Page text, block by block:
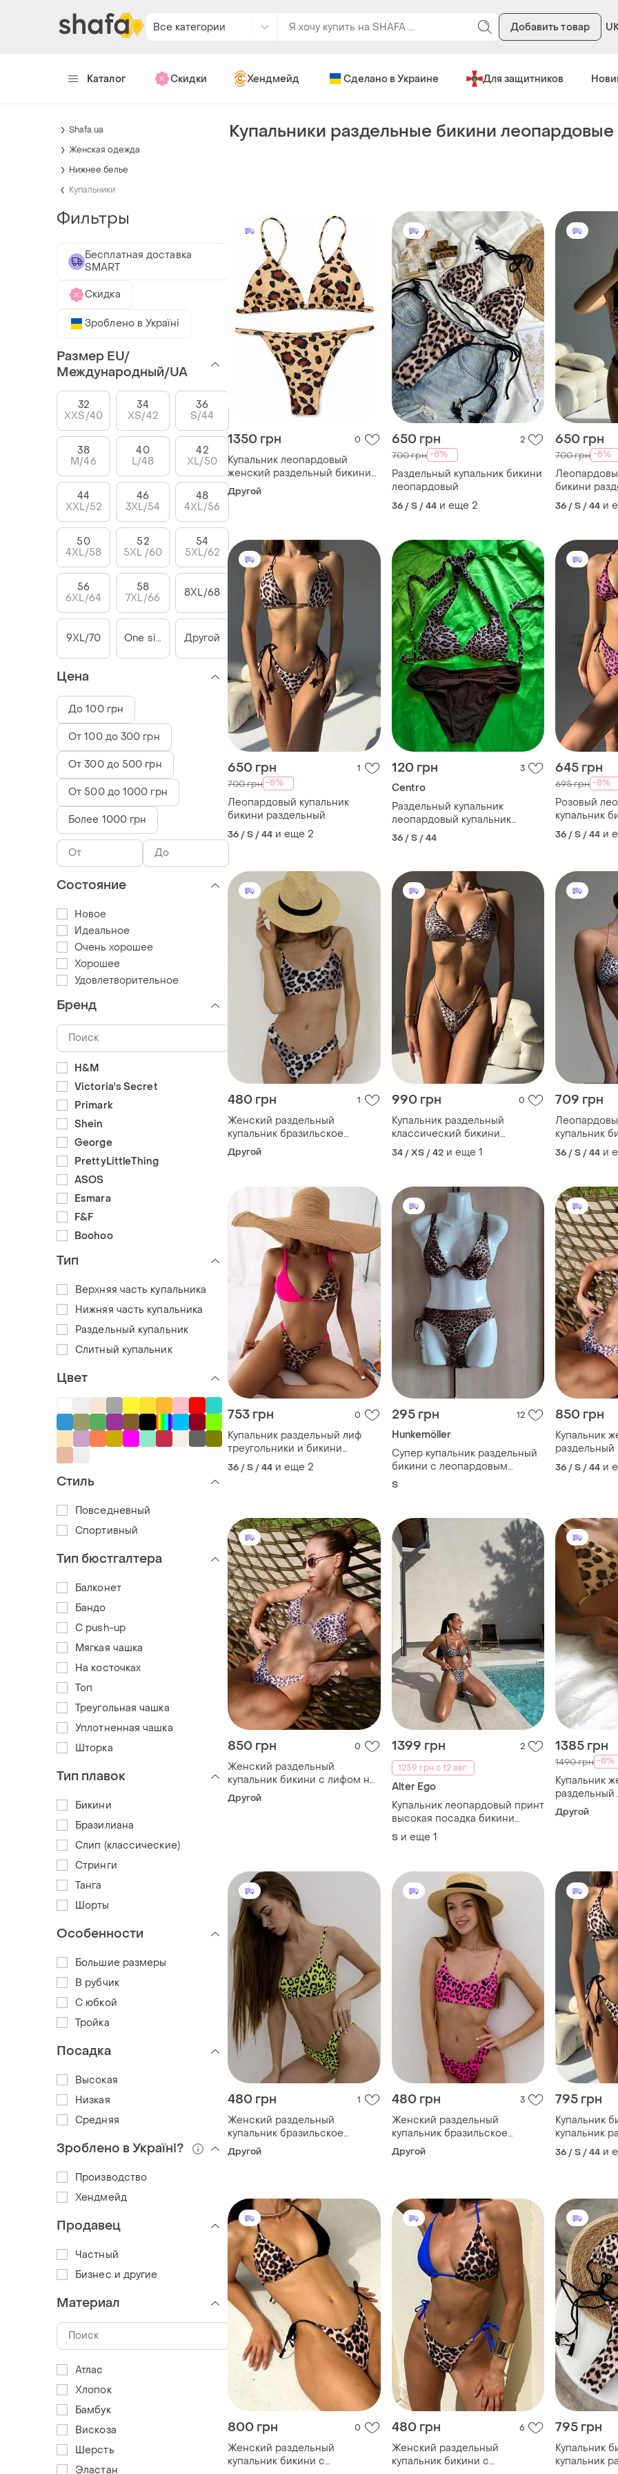
Все категории Добавить товар
Каталог Скидки Хендмейд Сделано в Украине Для защитников
Купальники раздельные бикини леопардовые
1350 грн 0
Купальник леопардовый
женский раздельный бикини
для моря
Другой
650 грн 2
700 грн -8%
Раздельный купальник бикини
леопардовый
36 / S / 44 и еще 2
650 грн
700 грн -8%
бикини
36 / S / 44 и
650 грн 1
700 грн -8%
Леопардовый купальник
бикини раздельный
36 / S / 44 и еще 2
120 грн 3
Centro
Раздельный купальник
леопардовый купальник
бикини
36 / S / 44
645 грн
695 грн -8%
Розовый
купальник
36 / S / 44 и
480 грн 1
Женский раздельный
купальник бразильское
бикини леопардовый
Другой
990 грн 0
Купальник раздельный
классический бикини
леопардовый пудровый
34 / XS / 42 и еще 1
709 грн
купальник
купальник
леопард
36 / S / 44 и
753 грн 0
Купальник раздельный лиф
треугольники и бикини
розовый леопардовый
36 / S / 44 и еще 2
295 грн 12
Hunkemöller
Супер купальник раздельный
бикини с леопардовым
принтом hunkemoller
S
850 грн
Купальник
на косточке
36 / S / 44 и
850 грн 0
Женский раздельный
купальник бикини с лифом на
косточке леопардовый
Другой
1399 грн
2
1259 грн с 12 авг.
Alter Ego
Купальник леопардовый принт
высокая посадка бикини
раздельный
S и еще 1
1385 грн
1490 грн -8%
Купальник
бикини
Другой
480 грн 1
Женский раздельный
купальник бразильское
бикини с леопардовым
принтом желтый
Другой
480 грн 3
Женский раздельный
купальник бразильское
бикини с леопардовым
принтом малиновый
Другой
795 грн
Купальник
купальник
завязках
купальник
36 / S / 44 и
800 грн 0
Женский раздельный
купальник бикини с
480 грн 6
Женский раздельный
купальник бикини с
795 грн
Купальник
купальник
Shafa.ua
Женская одежда
Нижнее белье
Купальники
Фильтры
Бесплатная доставка
SMART
Скидка
Зроблено в Україні
Размер EU/
Международный/UA
32
XXS/40
34
XS/42
36
S/44
38
M/46
40
L/48
42
XL/50
44
XXL/52
46
3XL/54
48
4XL/56
50
4XL/58
52
5XL /60
54
5XL/62
56
6XL/64
58
7XL/66
8XL/68
9XL/70 One size Другой
Цена
До 100 грн
От 100 до 300 грн
От 300 до 500 грн
От 500 до 1000 грн
Более 1000 грн
Состояние
Новое
Идеальное
Очень хорошее
Хорошее
Удовлетворительное
Бренд
H&M
Victoria's Secret
Primark
Shein
George
PrettyLittleThing
ASOS
Esmara
F&F
Boohoo
Тип
Верхняя часть купальника
Нижняя часть купальника
Раздельный купальник
Слитный купальник
Цвет
Стиль
Повседневный
Спортивный
Тип бюстгалтера
Балконет
Бандо
С push-up
Мягкая чашка
На косточках
Топ
Треугольная чашка
Уплотненная чашка
Шторка
Тип плавок
Бикини
Бразилиана
Слип (классические)
Стринги
Танга
Шорты
Особенности
Большие размеры
В рубчик
С юбкой
Тройка
Посадка
Высокая
Низкая
Средняя
Зроблено в Україні?
Производство
Хендмейд
Продавец
Частный
Бизнес и другие
Материал
Атлас
Хлопок
Бамбук
Вискоза
Шерсть
Эластан